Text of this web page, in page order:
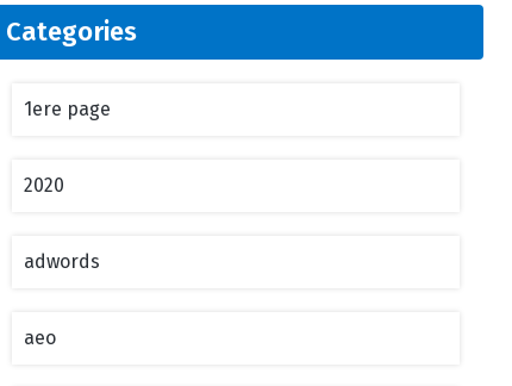
Categories
1ere page
2020
adwords
aeo